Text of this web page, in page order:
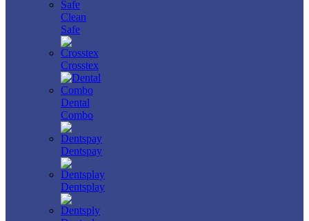
Clean
Safe
Crosstex
Dental
Combo
Dentspay
Dentsplay